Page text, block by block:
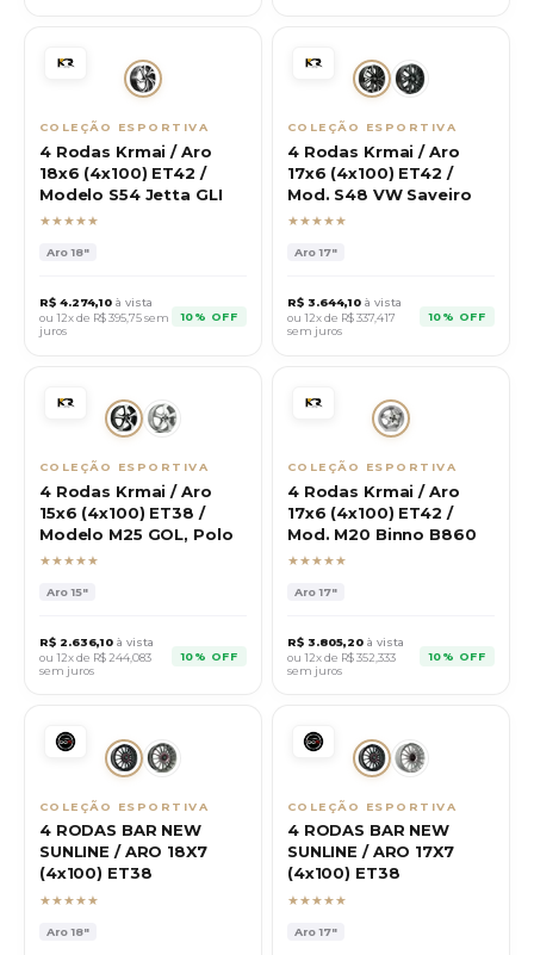
COLEÇÃO ESPORTIVA
4 Rodas Krmai / Aro
18x6 (4x100) ET42 /
Modelo S54 Jetta GLI
★★★★★
Aro18"
R$ 4.274,10 à vista
ou 12x de R$395,75sem
juros
10% OFF
COLEÇÃO ESPORTIVA
4 Rodas Krmai / Aro
17x6 (4x100) ET42 /
Mod. S48 VW Saveiro
★★★★★
Aro17"
R$ 3.644,10 à vista
ou 12x de R$337,417
sem juros
10% OFF
COLEÇÃO ESPORTIVA
4 Rodas Krmai / Aro
15x6 (4x100) ET38 /
Modelo M25 GOL, Polo
★★★★★
Aro15"
R$ 2.636,10 à vista
ou 12x de R$ 244,083
sem juros
10% OFF
COLEÇÃO ESPORTIVA
4 Rodas Krmai / Aro
17x6 (4x100) ET42 /
Mod. M20 Binno B860
★★★★★
Aro17"
R$ 3.805,20 à vista
ou 12x de R$352,333
sem juros
10% OFF
COLEÇÃO ESPORTIVA
4 RODAS BAR NEW
SUNLINE / ARO 18X7
(4x100) ET38
★★★★★
Aro18"
COLEÇÃO ESPORTIVA
4 RODAS BAR NEW
SUNLINE / ARO 17X7
(4x100) ET38
★★★★★
Aro17"